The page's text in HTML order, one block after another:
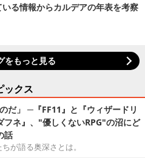
いる情報からカルデアの年表を考察
をもっと見る
ックス
だ」 ─『FF11』と『ウィザードリ
フネ』、"優しくないRPG"の沼にど
話
が語る奥深さとは。